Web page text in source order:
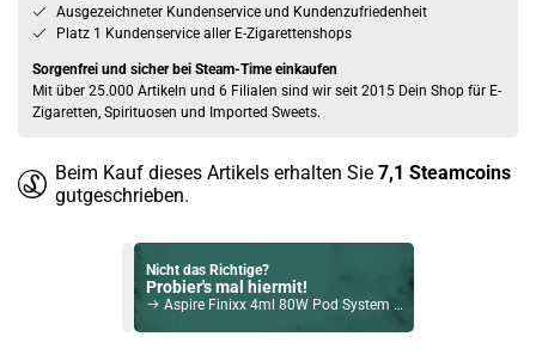
Ausgezeichneter Kundenservice und Kundenzufriedenheit
Platz 1 Kundenservice aller E-Zigarettenshops
Sorgenfrei und sicher bei Steam-Time einkaufen
Mit über 25.000 Artikeln und 6 Filialen sind wir seit 2015 Dein Shop für E-
Zigaretten, Spirituosen und Imported Sweets.
Beim Kauf dieses Artikels erhalten Sie 7,1 Steamcoins
gutgeschrieben.
Nicht das Richtige?
Probier's mal hiermit!
Aspire Finixx 4ml 80W Pod System Kit Grau